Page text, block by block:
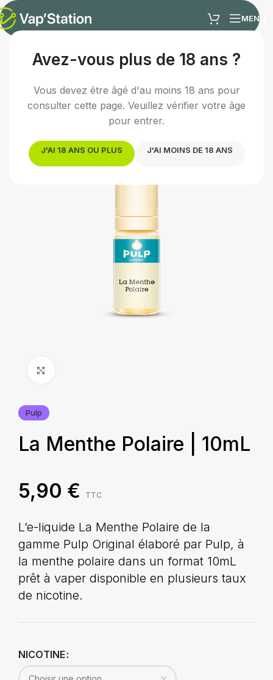
Avez-vous plus de 18 ans ?
Vous devez être âgé d'au moins 18 ans pour
consulter cette page. Veuillez vérifier votre âge
pour entrer.
J'AI 18 ANS OU PLUS J'AI MOINS DE 18 ANS
MENU
Accueil /E-liquides/E-liquide menthe
Pulp
La Menthe Polaire | 10mL
5,90 € TTC
L’e-liquide La Menthe Polaire de la
gamme Pulp Original élaboré par Pulp, à
la menthe polaire dans un format 10mL
prêt à vaper disponible en plusieurs taux
de nicotine.
NICOTINE